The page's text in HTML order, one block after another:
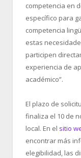
competencia en
específico para
competencia
estas
participen
experiencia de
académico”.
El plazo de
finaliza el 10 de
local. En el sitio
encontrar más
elegibilidad, las